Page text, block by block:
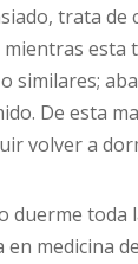
trata
similares;
De esta
volver a
duerme toda
en medicina